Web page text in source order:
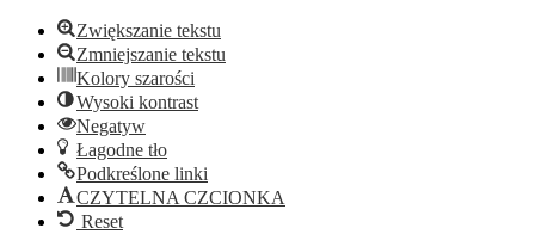
Zwiększanie tekstu
Zmniejszanie tekstu
Kolory szarości
Wysoki kontrast
Negatyw
Łagodne tło
Podkreślone linki
CZYTELNA CZCIONKA
Reset